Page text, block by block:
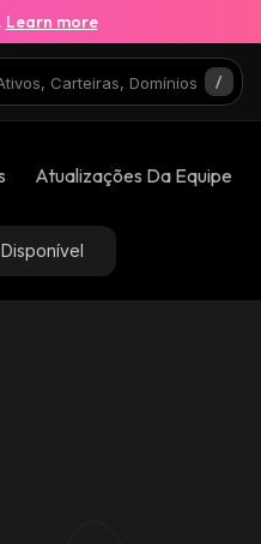
Learn more
Atualizações Da Equipe